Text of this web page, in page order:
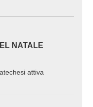
NATALE
attiva